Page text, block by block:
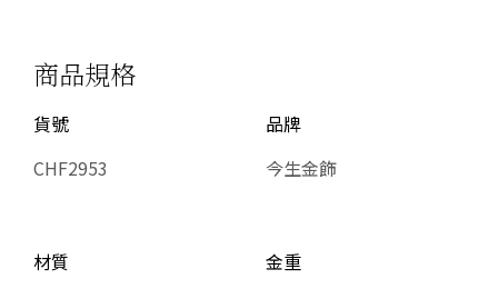
商品規格
貨號
CHF2953
品牌
今生金飾
材質
金重